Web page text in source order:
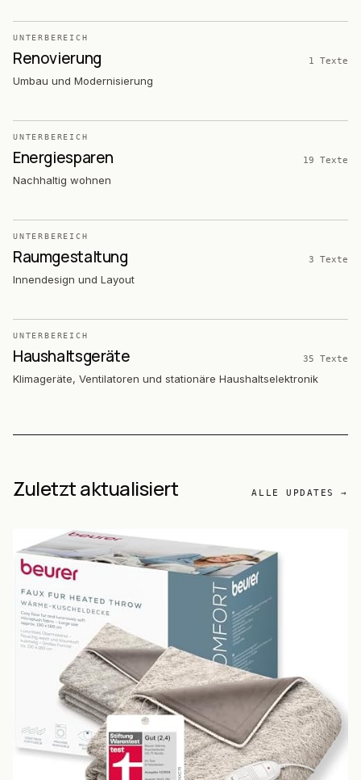
UNTERBEREICH
Renovierung 1 Texte
Umbau und Modernisierung
UNTERBEREICH
Energiesparen 19 Texte
Nachhaltig wohnen
UNTERBEREICH
Raumgestaltung 3 Texte
Innendesign und Layout
UNTERBEREICH
Haushaltsgeräte 35 Texte
Klimageräte, Ventilatoren und stationäre Haushaltselektronik
Zuletzt aktualisiert ALLE UPDATES →